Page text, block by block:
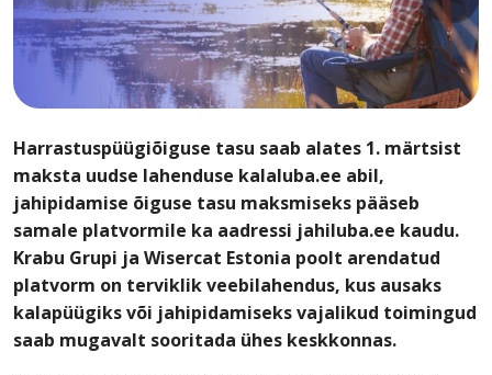
Harrastuspüügiõiguse tasu saab alates 1. märtsist
maksta uudse lahenduse kalaluba.ee abil,
jahipidamise õiguse tasu maksmiseks pääseb
samale platvormile ka aadressi jahiluba.ee kaudu.
Krabu Grupi ja Wisercat Estonia poolt arendatud
platvorm on terviklik veebilahendus, kus ausaks
kalapüügiks või jahipidamiseks vajalikud toimingud
saab mugavalt sooritada ühes keskkonnas.